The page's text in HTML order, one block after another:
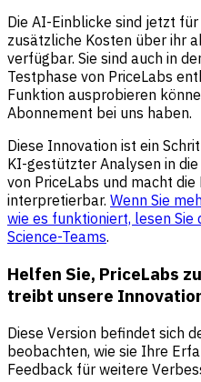
Die AI-Einblicke sind jetzt
zusätzliche Kosten über ihr
verfügbar. Sie sind auch in
Testphase von PriceLabs
Funktion ausprobieren
Abonnement bei uns haben.
Diese Innovation ist ein
KI-gestützter Analysen in
von PriceLabs und macht
interpretierbar. Wenn Sie
wie es funktioniert, lesen
Science-Teams.
Helfen Sie, PriceLabs
treibt unsere
Diese Version befindet sich
beobachten, wie sie Ihre
Feedback für weitere